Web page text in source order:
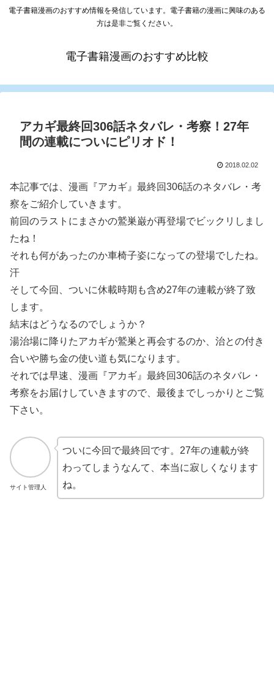
電子書籍漫画のおすすめ情報を発信しています。電子書籍の漫画に興味のある
方は是非ご覧ください。
電子書籍漫画のおすすめ比較
アカギ最終回306話ネタバレ・考察！27年
間の連載についにピリオド！
2018.02.02
本記事では、漫画『アカギ』最終回306話のネタバレ・考
察をご紹介していきます。
前回のラストにまさかの鷲巣巌が再登場でビックリしまし
たね！
それも何があったのか車椅子姿になっての登場でしたね。
汗
そして今回、ついに休載時期も含め27年の連載が終了致
します。
結末はどうなるのでしょうか？
湯治場に降りたアカギが鷲巣と再会するのか、治との付き
合いや勝ち金の使い道も気になります。
それでは早速、漫画『アカギ』最終回306話のネタバレ・
考察をお届けしていきますので、最後までしっかりとご覧
下さい。
サイト管理人
ついに今回で最終回です。27年の連載が終
わってしまうなんて、本当に寂しくなります
ね。